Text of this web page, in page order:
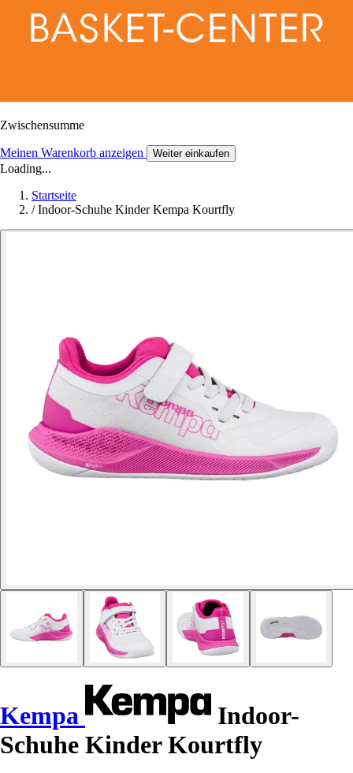
Zwischensumme
Meinen Warenkorb anzeigen Weiter einkaufen
Loading...
Startseite
/ Indoor-Schuhe Kinder Kempa Kourtfly
Kempa
Indoor-
Schuhe Kinder Kourtfly